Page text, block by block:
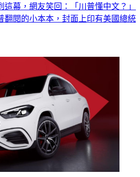
幕，網友笑回：「川普懂中文？」
翻閱的小本本，封面上印有美國總統